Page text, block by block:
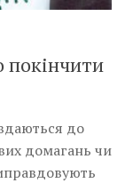
покінчити
до
домагань чи